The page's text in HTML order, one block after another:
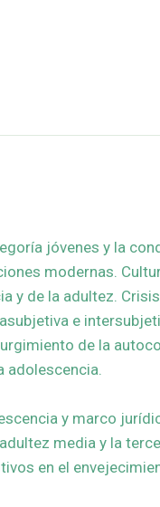
jóvenes y la
modernas.
de la adultez.
e
de la
adolescencia.
y marco
media y la
en el